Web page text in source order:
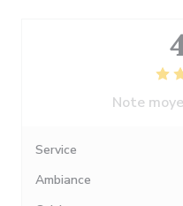
Note
Service
Ambiance